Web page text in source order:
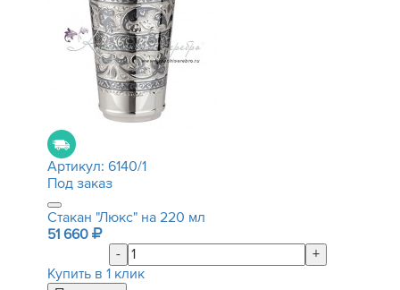
Артикул: 6140/1
Под заказ
Стакан "Люкс" на 220 мл
51 660
-
+
Купить в 1 клик